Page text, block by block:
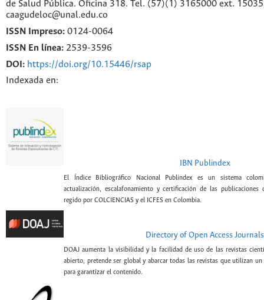
de Salud Pública. Oficina 318. Tel. (57)(1) 3165000 ext.
caagudeloc@unal.edu.co
ISSN Impreso: 0124-0064
ISSN En línea: 2539-3596
DOI: https://doi.org/10.15446/rsap
Indexada en:
IBN Publindex
El Índice Bibliográfico Nacional Publindex es un sistema
actualización, escalafonamiento y certificación de las publicaciones
regido por COLCIENCIAS y el ICFES en Colombia.
Directory of Open Access Journals
DOAJ aumenta la visibilidad y la facilidad de uso de las revistas
abierto, pretende ser global y abarcar todas las revistas que utilizan
para garantizar el contenido.